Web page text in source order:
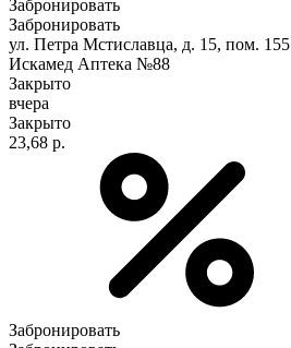
Забронировать
Забронировать
ул. Петра Мстиславца, д. 15, пом. 155
Искамед Аптека №88
Закрыто
вчера
Закрыто
23,68 р.
Забронировать